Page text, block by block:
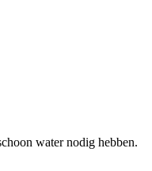
water nodig hebben.